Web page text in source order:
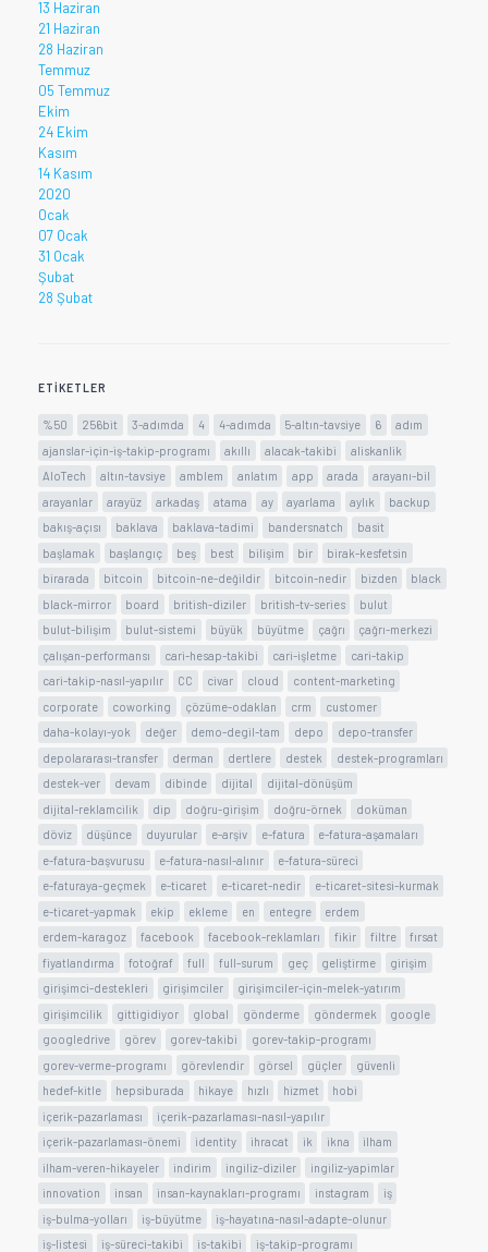
13 Haziran
21 Haziran
28 Haziran
Temmuz
05 Temmuz
Ekim
24 Ekim
Kasım
14 Kasım
2020
Ocak
07 Ocak
31 Ocak
Şubat
28 Şubat
ETIKETLER
%50 256bit 3-adımda 4 4-adımda 5-altın-tavsiye 6
adım
ajanslar-için-iş-takip-programı
akıllı alacak-takibi
aliskanlik
AloTech
altın-tavsiye amblem anlatım app arada
arayanı-bil
arayanlar
arayüz arkadaş atama ay ayarlama aylık
backup
bakış-açısı
baklava baklava-tadimi bandersnatch
basit
başlamak
başlangıç beş best bilişim bir
birak-kesfetsin
birarada
bitcoin bitcoin-ne-değildir bitcoin-nedir bizden
black
black-mirror
board british-diziler british-tv-series
bulut
bulut-bilişim
bulut-sistemi büyük büyütme çağrı
çağrı-merkezi
çalışan-performansı
cari-hesap-takibi cari-işletme
cari-takip
cari-takip-nasıl-yapılır
CC civar cloud
content-marketing
corporate
coworking çözüme-odaklan crm
customer
daha-kolayı-yok
değer demo-degil-tam depo
depo-transfer
depolararası-transfer
derman dertlere destek
destek-programları
destek-ver
devam dibinde dijital
dijital-dönüşüm
dijital-reklamcilik
dip doğru-girişim doğru-örnek
doküman
döviz
düşünce duyurular e-arşiv e-fatura
e-fatura-aşamaları
e-fatura-başvurusu
e-fatura-nasıl-alınır
e-fatura-süreci
e-faturaya-geçmek
e-ticaret e-ticaret-nedir
e-ticaret-sitesi-kurmak
e-ticaret-yapmak
ekip ekleme en entegre
erdem
erdem-karagoz
facebook facebook-reklamları fikir filtre
fırsat
fiyatlandırma
fotoğraf full full-surum geç geliştirme
girişim
girişimci-destekleri
girişimciler
girişimciler-için-melek-yatırım
girişimcilik
gittigidiyor global gönderme göndermek
google
googledrive
görev gorev-takibi
gorev-takip-programı
gorev-verme-programı
görevlendir görsel güçler
güvenli
hedef-kitle
hepsiburada hikaye hızlı hizmet
hobi
içerik-pazarlaması
içerik-pazarlaması-nasıl-yapılır
içerik-pazarlaması-önemi
identity ihracat ik ikna
ilham
ilham-veren-hikayeler
indirim ingiliz-diziler
ingiliz-yapimlar
innovation
insan insan-kaynakları-programı instagram
iş
iş-bulma-yolları
iş-büyütme
iş-hayatına-nasıl-adapte-olunur
iş-listesi
iş-süreci-takibi is-takibi
iş-takip-programı